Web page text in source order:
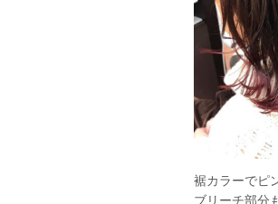
裾カラーでピ
ブリーチ部分